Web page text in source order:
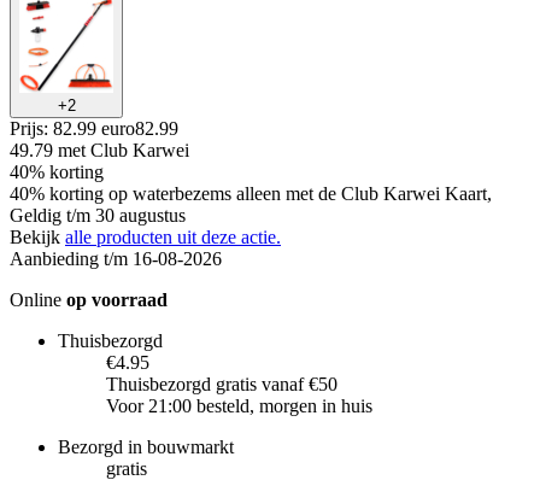
+2
Prijs: 82.99 euro82.99
49.79 met Club Karwei
40% korting
40% korting op waterbezems alleen met de Club Karwei Kaart,
Geldig t/m 30 augustus
Bekijk alle producten uit deze actie.
Aanbieding t/m 16-08-2026
Online op voorraad
Thuisbezorgd
€4.95
Thuisbezorgd gratis vanaf €50
Voor 21:00 besteld, morgen in huis
Bezorgd in bouwmarkt
gratis